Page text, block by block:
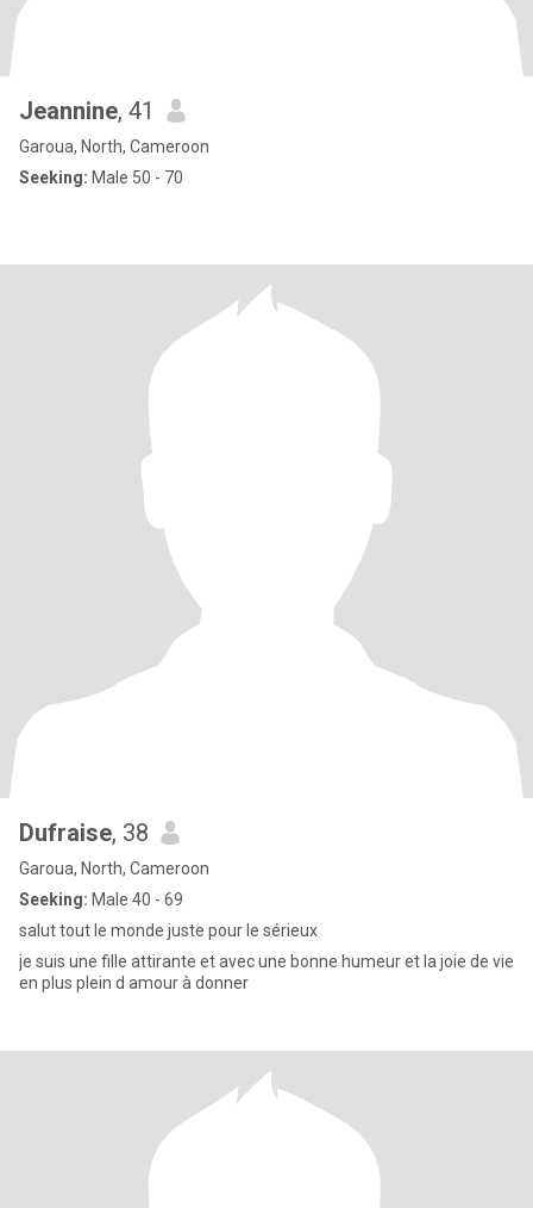
Jeannine, 41
Garoua, North, Cameroon
Seeking: Male 50 - 70
Dufraise, 38
Garoua, North, Cameroon
Seeking: Male 40 - 69
salut tout le monde juste pour le sérieux
je suis une fille attirante et avec une bonne humeur et la joie de vie
en plus plein d amour à donner